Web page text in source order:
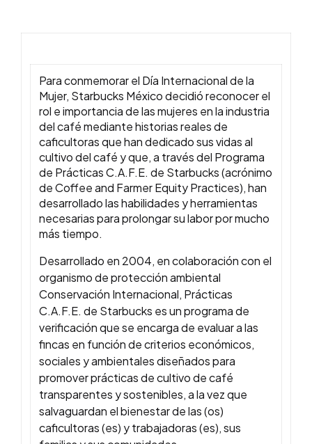
Para conmemorar el Día Internacional de la
Mujer, Starbucks México decidió reconocer el
rol e importancia de las mujeres en la industria
del café mediante historias reales de
caficultoras que han dedicado sus vidas al
cultivo del café y que, a través del Programa
de Prácticas C.A.F.E. de Starbucks (acrónimo
de Coffee and Farmer Equity Practices), han
desarrollado las habilidades y herramientas
necesarias para prolongar su labor por mucho
más tiempo.
Desarrollado en 2004, en colaboración con el
organismo de protección ambiental
Conservación Internacional, Prácticas
C.A.F.E. de Starbucks es un programa de
verificación que se encarga de evaluar a las
fincas en función de criterios económicos,
sociales y ambientales diseñados para
promover prácticas de cultivo de café
transparentes y sostenibles, a la vez que
salvaguardan el bienestar de las (os)
caficultoras (es) y trabajadoras (es), sus